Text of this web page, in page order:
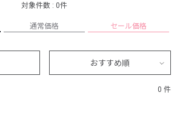
対象件数 : 0件
通常価格 セール価格
おすすめ順
0 件